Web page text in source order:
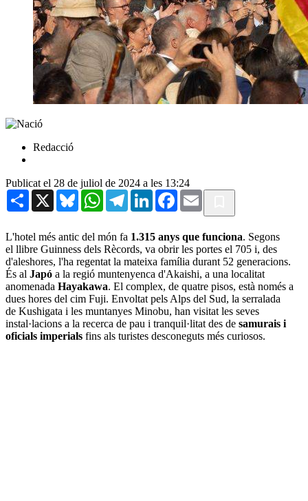
Redacció
Publicat el 28 de juliol de 2024 a les 13:24
Share X BlueskyWhatsAppTelegramLinkedInFacebook
Email
L'hotel més antic del món fa 1.315 anys que funciona. Segons
el llibre Guinness dels Rècords, va obrir les portes el 705 i, des
d'aleshores, l'ha regentat la mateixa família durant 52 generacions.
És al Japó a la regió muntenyenca d'Akaishi, a una localitat
anomenada Hayakawa. El complex, de quatre pisos, està només a
dues hores del cim Fuji. Envoltat pels Alps del Sud, la serralada
de Kushigata i les muntanyes Minobu, han visitat les seves
instal·lacions a la recerca de pau i tranquil·litat des de samurais i
oficials imperials fins als turistes desconeguts més curiosos.